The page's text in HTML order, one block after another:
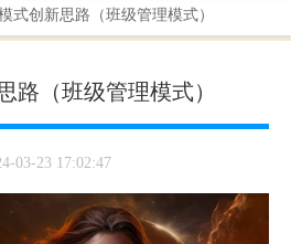
式创新思路（班级管理模式）
路（班级管理模式）
03-23 17:02:47